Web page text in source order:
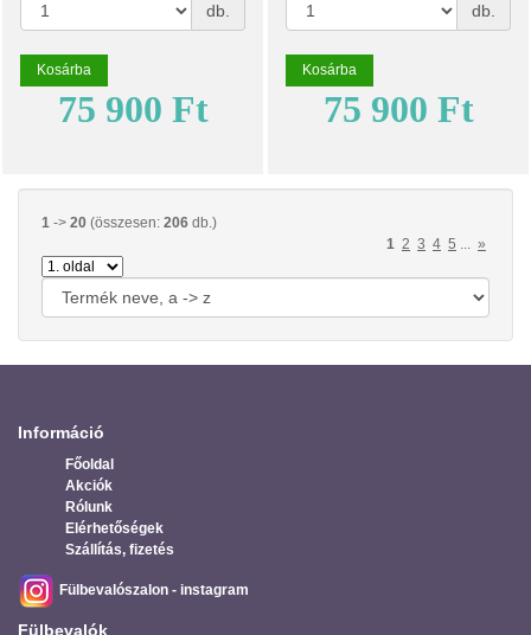
db.
Kosárba
75 900 Ft
db.
Kosárba
75 900 Ft
1 -> 20 (összesen: 206 db.)
1 2 3 4 5 ... »
Információ
Főoldal
Akciók
Rólunk
Elérhetőségek
Szállítás, fizetés
Fülbevalószalon - instagram
Fülbevalók